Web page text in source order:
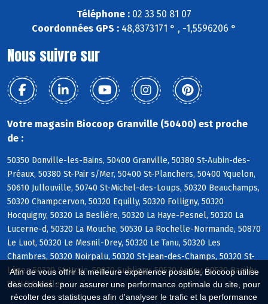
Afin de vous offrir la meilleure expérience possible, Biocoop utilise
des cookies : pour assurer une performance optimale du site, pour
récolter des statistiques afin d'analyser le trafic et la performance
Téléphone : 02 33 50 81 07
Coordonnées GPS : 48,8373171 ° , -1,5596206 °
Nous suivre sur
Votre magasin Biocoop Granville (50400) est proche
de :
50350 Donville-les-Bains, 50400 Granville, 50380 St-Aubin-des-
Préaux, 50380 St-Pair s/Mer, 50400 St-Planchers, 50400 Yquelon,
50610 Jullouville, 50740 St-Michel-des-Loups, 50320 Beauchamps,
50320 Champcervon, 50320 Equilly, 50320 Folligny, 50320
Hocquigny, 50320 La Beslière, 50320 La Haye-Pesnel, 50320 La
Lucerne-d, 50320 La Mouche, 50530 La Rochelle-Normande, 50870
Le Luot, 50320 Le Mesnil-Drey, 50320 Le Tanu, 50320 Les
Chambres, 50320 Noirpalu, 50320 St-Jean-des-Champs, 50320 St-
Léger, 50320 St-Ursin, 50870 Subligny, 50530 Angey, 50530 Bacilly,
50740 Carolles